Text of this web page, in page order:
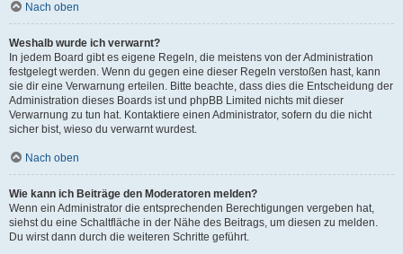
Nach oben
Weshalb wurde ich verwarnt?
In jedem Board gibt es eigene Regeln, die meistens von der Administration
festgelegt werden. Wenn du gegen eine dieser Regeln verstoßen hast, kann
sie dir eine Verwarnung erteilen. Bitte beachte, dass dies die Entscheidung der
Administration dieses Boards ist und phpBB Limited nichts mit dieser
Verwarnung zu tun hat. Kontaktiere einen Administrator, sofern du die nicht
sicher bist, wieso du verwarnt wurdest.
Nach oben
Wie kann ich Beiträge den Moderatoren melden?
Wenn ein Administrator die entsprechenden Berechtigungen vergeben hat,
siehst du eine Schaltfläche in der Nähe des Beitrags, um diesen zu melden.
Du wirst dann durch die weiteren Schritte geführt.